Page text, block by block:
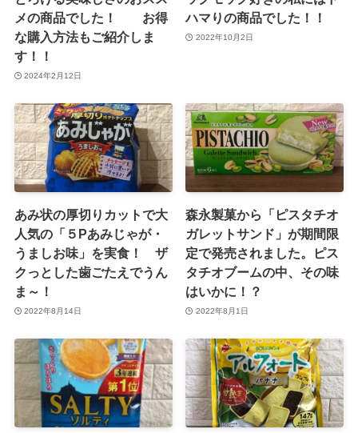
メの商品でした！ お得
な購入方法もご紹介しま
す！！
2024年2月12日
ハマりの商品でした！！
2022年10月2日
あみ状の厚切りカットで大
人気の「５Pあみじゃが・
うましお味」を実食！ ザ
クっとした歯ごたえでうん
ま～！
2022年8月14日
森永製菓から「ピスタチオ
ガレットサンド」が期間限
定で発売されました。ピス
タチオブームの中、その味
はいかに！？
2022年8月1日